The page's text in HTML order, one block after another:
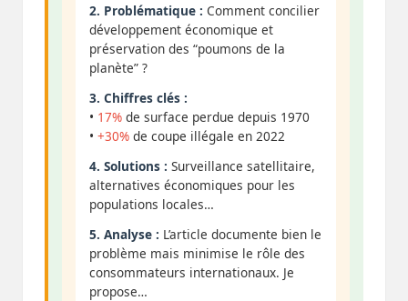
2. Problématique : Comment concilier
développement économique et
préservation des “poumons de la
planète” ?
3. Chiffres clés :
• 17% de surface perdue depuis 1970
• +30% de coupe illégale en 2022
4. Solutions : Surveillance satellitaire,
alternatives économiques pour les
populations locales…
5. Analyse : L’article documente bien le
problème mais minimise le rôle des
consommateurs internationaux. Je
propose…